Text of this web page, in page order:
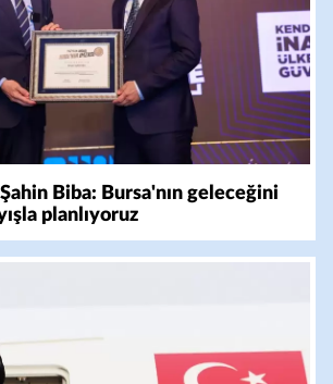
Biba: Bursa'nın geleceğini
planlıyoruz